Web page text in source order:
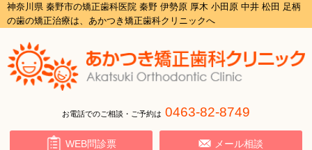
神奈川県 秦野市の矯正歯科医院 秦野 伊勢原 厚木 小田原 中井 松田 足柄
の歯の矯正治療は、あかつき矯正歯科クリニックへ
お電話でのご相談・ご予約は 0463-82-8749
WEB問診票 メール相談